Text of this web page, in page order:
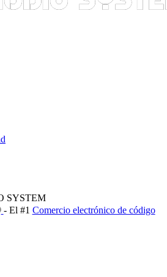
SYSTEM
- El #1 Comercio electrónico de código